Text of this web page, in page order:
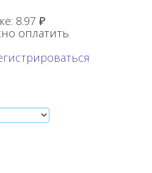
8.97 ₽
оплатить